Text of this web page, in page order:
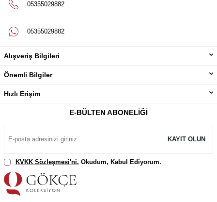
05355029882
05355029882
Alışveriş Bilgileri
Önemli Bilgiler
Hızlı Erişim
E-BÜLTEN ABONELIĞI
KAYIT OLUN
KVKK Sözleşmesi'ni, Okudum, Kabul Ediyorum.